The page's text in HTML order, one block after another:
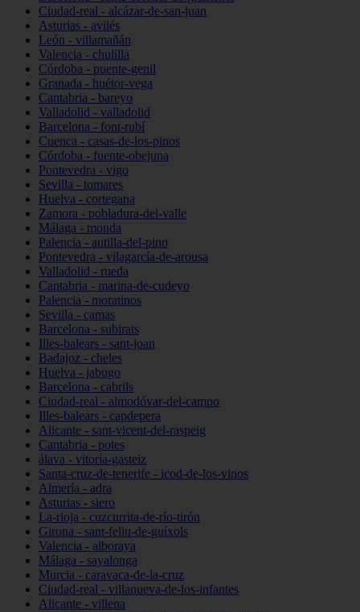
Ciudad-real - alcázar-de-san-juan
Asturias - avilés
León - villamañán
Valencia - chulilla
Córdoba - puente-genil
Granada - huétor-vega
Cantabria - bareyo
Valladolid - valladolid
Barcelona - font-rubí
Cuenca - casas-de-los-pinos
Córdoba - fuente-obejuna
Pontevedra - vigo
Sevilla - tomares
Huelva - cortegana
Zamora - pobladura-del-valle
Málaga - monda
Palencia - autilla-del-pino
Pontevedra - vilagarcía-de-arousa
Valladolid - rueda
Cantabria - marina-de-cudeyo
Palencia - moratinos
Sevilla - camas
Barcelona - subirats
Illes-balears - sant-joan
Badajoz - cheles
Huelva - jabugo
Barcelona - cabrils
Ciudad-real - almodóvar-del-campo
Illes-balears - capdepera
Alicante - sant-vicent-del-raspeig
Cantabria - potes
álava - vitoria-gasteiz
Santa-cruz-de-tenerife - icod-de-los-vinos
Almería - adra
Asturias - siero
La-rioja - cuzcurrita-de-río-tirón
Girona - sant-feliu-de-guíxols
Valencia - alboraya
Málaga - sayalonga
Murcia - caravaca-de-la-cruz
Ciudad-real - villanueva-de-los-infantes
Alicante - villena